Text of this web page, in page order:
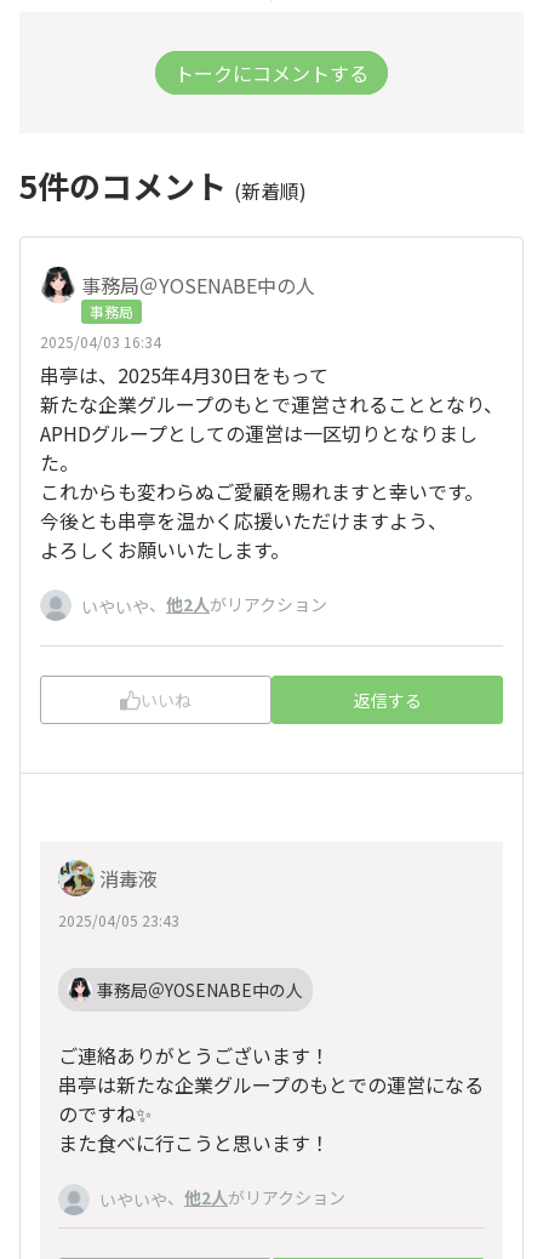
トークにコメントする
5件のコメント (新着順)
事務局＠YOSENABE中の人
事務局
2025/04/03 16:34
串亭は、2025年4月30日をもって
新たな企業グループのもとで運営されることとなり、
APHDグループとしての運営は一区切りとなりまし
た。
これからも変わらぬご愛顧を賜れますと幸いです。
今後とも串亭を温かく応援いただけますよう、
よろしくお願いいたします。
いやいや、 他2人がリアクション
いいね 返信する
消毒液
2025/04/05 23:43
事務局＠YOSENABE中の人
ご連絡ありがとうございます！
串亭は新たな企業グループのもとでの運営になる
のですね✨
また食べに行こうと思います！
いやいや、 他2人がリアクション